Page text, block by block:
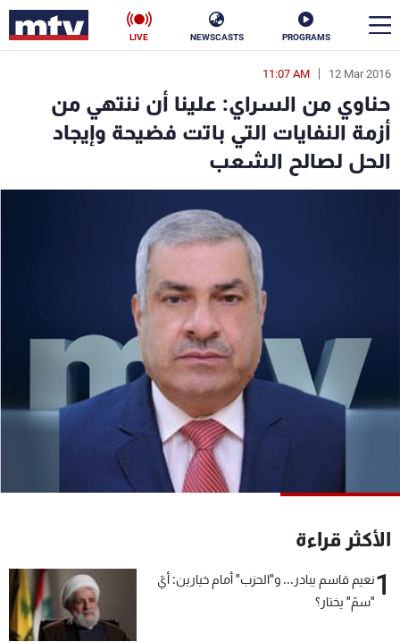
PROGRAMS
NEWSCASTS
LIVE
12 Mar 2016
11:07 AM
حناوي من السراي: علينا أن ننتهي من
أزمة النفايات التي باتت فضيحة وإيجاد
الحل لصالح الشعب
الأكثر قراءة
1نعيم قاسم يبادر... و"الحزب" أمام خيارين: أيّ
"سمّ" يختار؟
en
الأخبار
سياسة
فن
رياضة
البرامج
جدول البرامج
شاهد البرامج
لاعلاناتكم